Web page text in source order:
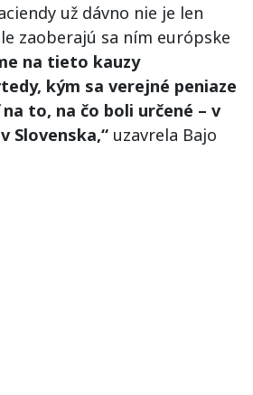
už dávno nie je len
zaoberajú sa ním európske
na tieto kauzy
kým sa verejné peniaze
to, na čo boli určené – v
Slovenska,“ uzavrela Bajo